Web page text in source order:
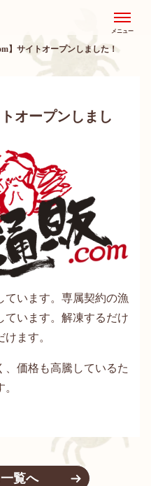
メニュー
】サイトオープンしました！
オープンしまし
ています。専属契約の漁
ています。解凍するだけ
ます。
、価格も高騰しているた
覧へ